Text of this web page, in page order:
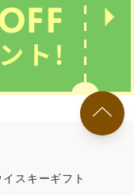
スキーギフト